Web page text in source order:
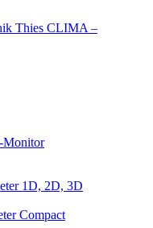
Monitor
1D, 2D, 3D
Compact